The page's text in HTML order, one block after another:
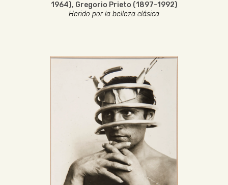
1964), Gregorio Prieto (1897-1992)
Herido por la belleza clásica